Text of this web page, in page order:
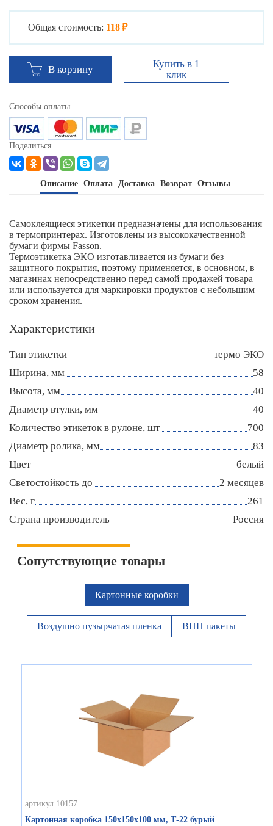
Общая стоимость: 118 ₽
В корзину
Купить в 1
клик
Способы оплаты
Поделиться
Описание Оплата Доставка Возврат Отзывы
Самоклеящиеся этикетки предназначены для использования
в термопринтерах. Изготовлены из высококачественной
бумаги фирмы Fasson.
Термоэтикетка ЭКО изготавливается из бумаги без
защитного покрытия, поэтому применяется, в основном, в
магазинах непосредственно перед самой продажей товара
или используется для маркировки продуктов с небольшим
сроком хранения.
Характеристики
Тип этикетки
термо ЭКО
Ширина, мм
58
Высота, мм
40
Диаметр втулки, мм
40
Количество этикеток в рулоне, шт
700
Диаметр ролика, мм
83
Цвет
белый
Светостойкость до
2 месяцев
Вес, г
261
Страна производитель
Россия
Сопутствующие товары
Картонные коробки
Воздушно пузырчатая пленка ВПП пакеты
артикул 10157
Картонная коробка 150х150х100 мм, Т-22 бурый